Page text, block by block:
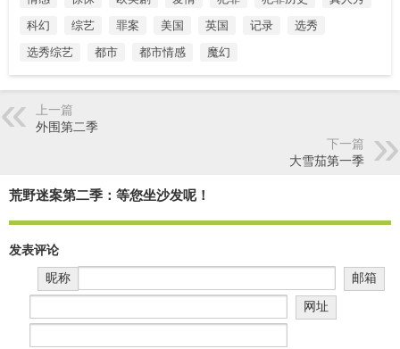
科幻
综艺 罪案 美国 英国 记录
选秀
选秀综艺
都市 都市情感 魔幻
上一篇
外围第二季
下一篇
大雪茄第一季
荒野迷案第二季：等您坐沙发呢！
发表评论
昵称
邮箱
网址